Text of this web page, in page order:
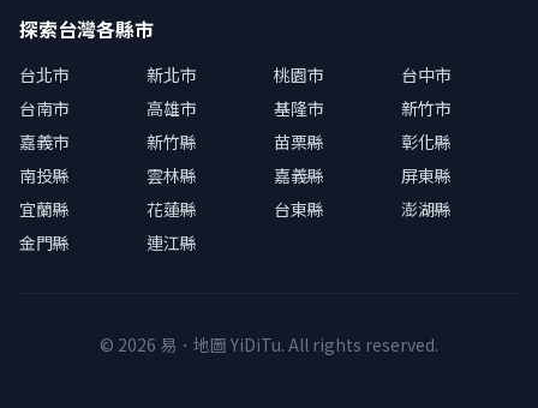
探索台灣各縣市
台北市 新北市 桃園市
台中市
台南市
高雄市 基隆市
新竹市
嘉義市
新竹縣 苗栗縣
彰化縣
南投縣
雲林縣 嘉義縣
屏東縣
宜蘭縣
花蓮縣 台東縣
澎湖縣
金門縣
連江縣
© 2026 易．地圖 YiDiTu. All rights reserved.